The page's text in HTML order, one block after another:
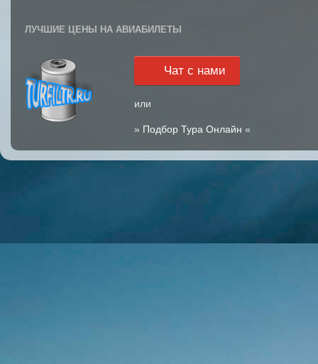
ЛУЧШИЕ ЦЕНЫ НА АВИАБИЛЕТЫ
Чат с нами
или
» Подбор Тура Онлайн «